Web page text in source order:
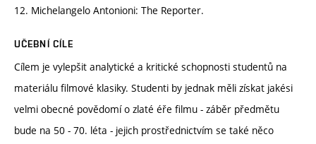
12. Michelangelo Antonioni: The Reporter.
UČEBNÍ CÍLE
Cílem je vylepšit analytické a kritické schopnosti studentů na
materiálu filmové klasiky. Studenti by jednak měli získat jakési
velmi obecné povědomí o zlaté éře filmu - záběr předmětu
bude na 50 - 70. léta - jejich prostřednictvím se také něco